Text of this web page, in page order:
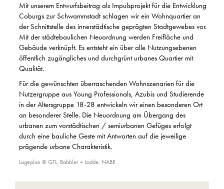
Mit unserem Entwurfsbeitrag als Impulsprojekt für die Entwicklung
Coburgs zur Schwammstadt schlagen wir ein Wohnquartier an
der Schnittstelle des innerstädtische geprägten Stadtgewebes vor.
Mit der städtebaulichen Neuordnung werden Freifläche und
Gebäude verknüpft. Es entsteht ein über alle Nutzungsebenen
öffentlich zugängliches und durchgrünt urbanes Quartier mit
Qualität.
Für die gewünschten überraschenden Wohnszenarien für die
Nutzergruppe aus Young Professionals, Azubis und Studierende
in der Altersgruppe 18-28 entwickeln wir einen besonderen Ort
an besonderer Stelle. Die Neuordnung am Übergang des
urbanen zum vorstädtischen / semiurbanen Gefüges erfolgt
durch eine bauliche Geste mit Antworten auf die jeweilige
prägende urbane Charakteristik.
Lageplan © GTL, Babbler + Lodde, NABE